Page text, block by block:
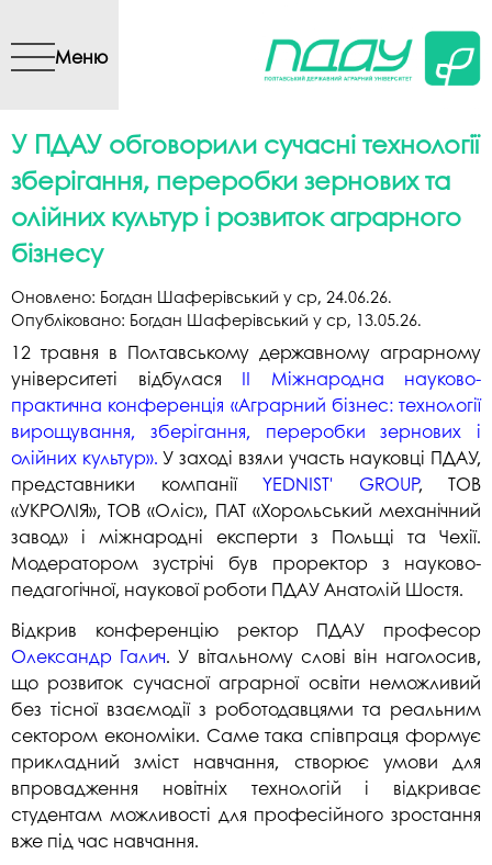
вмісту
Меню
У ПДАУ обговорили сучасні технології
зберігання, переробки зернових та
олійних культур і розвиток аграрного
бізнесу
Оновлено: Богдан Шаферівський у ср, 24.06.26.
Опубліковано: Богдан Шаферівський у ср, 13.05.26.
12 травня в Полтавському державному аграрному
університеті відбулася ІІ Міжнародна науково-
практична конференція «Аграрний бізнес: технології
вирощування, зберігання, переробки зернових і
олійних культур». У заході взяли участь науковці ПДАУ,
представники компанії YEDNIST' GROUP, ТОВ
«УКРОЛІЯ», ТОВ «Оліс», ПАТ «Хорольський механічний
завод» і міжнародні експерти з Польщі та Чехії.
Модератором зустрічі був проректор з науково-
педагогічної, наукової роботи ПДАУ Анатолій Шостя.
Відкрив конференцію ректор ПДАУ професор
Олександр Галич. У вітальному слові він наголосив,
що розвиток сучасної аграрної освіти неможливий
без тісної взаємодії з роботодавцями та реальним
сектором економіки. Саме така співпраця формує
прикладний зміст навчання, створює умови для
впровадження новітніх технологій і відкриває
студентам можливості для професійного зростання
вже під час навчання.